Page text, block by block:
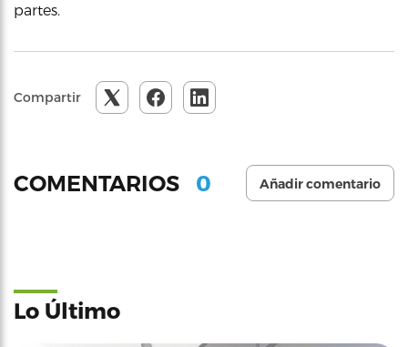
partes.
Compartir
COMENTARIOS 0 Añadir comentario
Lo Último